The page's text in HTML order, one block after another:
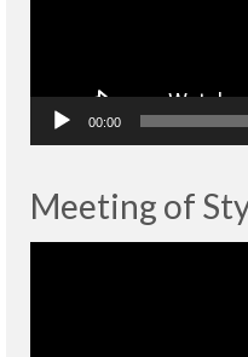
00:00
Meeting of